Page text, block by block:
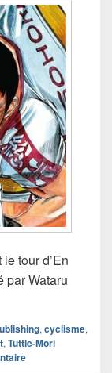
tour d’En
par Wataru
, cyclisme,
, Tuttle-Mori